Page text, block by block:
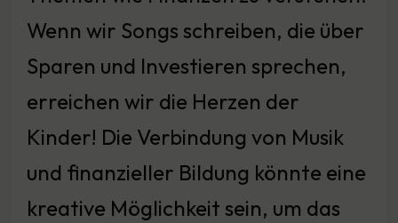
Wenn wir Songs schreiben, die über
Sparen und Investieren sprechen,
erreichen wir die Herzen der
Kinder! Die Verbindung von Musik
und finanzieller Bildung könnte eine
kreative Möglichkeit sein, um das